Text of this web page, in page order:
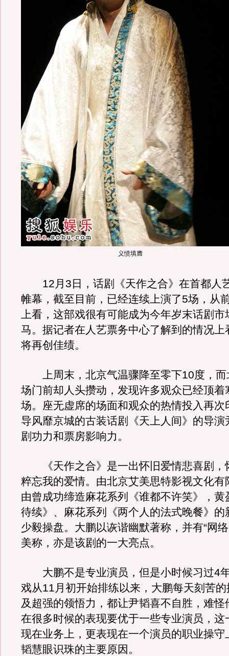
义愤填膺
12月3日，话剧《天作之合》在首都人
帷幕，截至目前，已经连续上演了5场，从
上看，这部戏很有可能成为今年岁末话剧市
马。据记者在人艺票务中心了解到的情况上
将再创佳绩。
上周末，北京气温骤降至零下10度，而
场门前却人头攒动，发现许多观众已经顶着
场。座无虚席的场面和观众的热情投入再次
导风靡京城的古装话剧《天上人间》的导演
剧功力和票房影响力。
《天作之合》是一出怀旧爱情悲喜剧，
粹忘我的爱情。由北京艾美思特影视文化有
由曾成功缔造麻花系列《谁都不许笑》，黄
待续》、麻花系列《两个人的法式晚餐》的
少毅操盘。大鹏以诙谐幽默著称，并有“网
美称，亦是该剧的一大亮点。
大鹏不是专业演员，但是小时候习过4
戏从11月初开始排练以来，大鹏每天刻苦
及超强的领悟力，都让尹韬喜不自胜，难怪
在很多时候的表现要优于一些专业演员，这
现在业务上，更表现在一个演员的职业操守
韬慧眼识珠的主要原因。